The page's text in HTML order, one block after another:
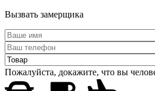
Вызвать замерщика
Пожалуйста, докажите, что вы